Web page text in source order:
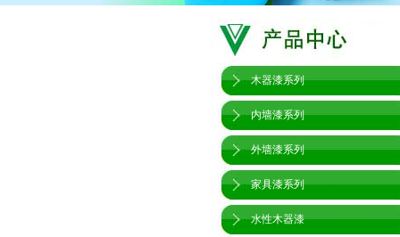
木器漆系列
内墙漆系列
外墙漆系列
家具漆系列
水性木器漆